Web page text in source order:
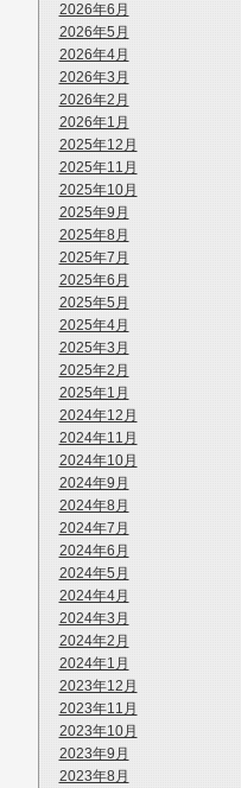
2026年6月
2026年5月
2026年4月
2026年3月
2026年2月
2026年1月
2025年12月
2025年11月
2025年10月
2025年9月
2025年8月
2025年7月
2025年6月
2025年5月
2025年4月
2025年3月
2025年2月
2025年1月
2024年12月
2024年11月
2024年10月
2024年9月
2024年8月
2024年7月
2024年6月
2024年5月
2024年4月
2024年3月
2024年2月
2024年1月
2023年12月
2023年11月
2023年10月
2023年9月
2023年8月